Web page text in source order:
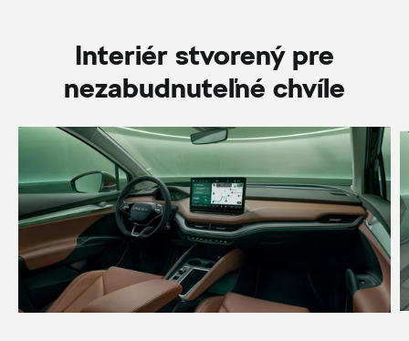
Interiér stvorený pre
nezabudnuteľné chvíle